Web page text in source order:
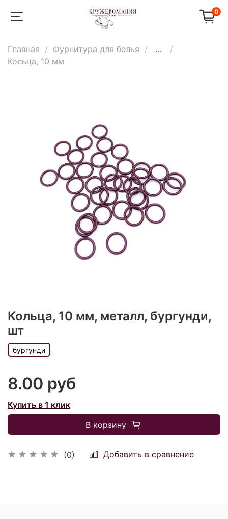
0
Главная Фурнитура для белья
...
Кольца, 10 мм
Кольца, 10 мм, металл, бургунди,
шт
(0) Добавить в сравнение
бургунди
8.00 руб
Купить в 1 клик
В корзину